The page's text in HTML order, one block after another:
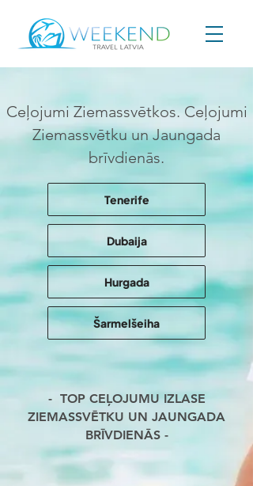
Ceļojumi Ziemassvētkos. Ceļojumi
Ziemassvētku un Jaungada
brīvdienās.
Tenerife
Dubaija
Hurgada
Šarmelšeiha
- TOP CEĻOJUMU IZLASE
ZIEMASSVĒTKU UN JAUNGADA
BRĪVDIENĀS -